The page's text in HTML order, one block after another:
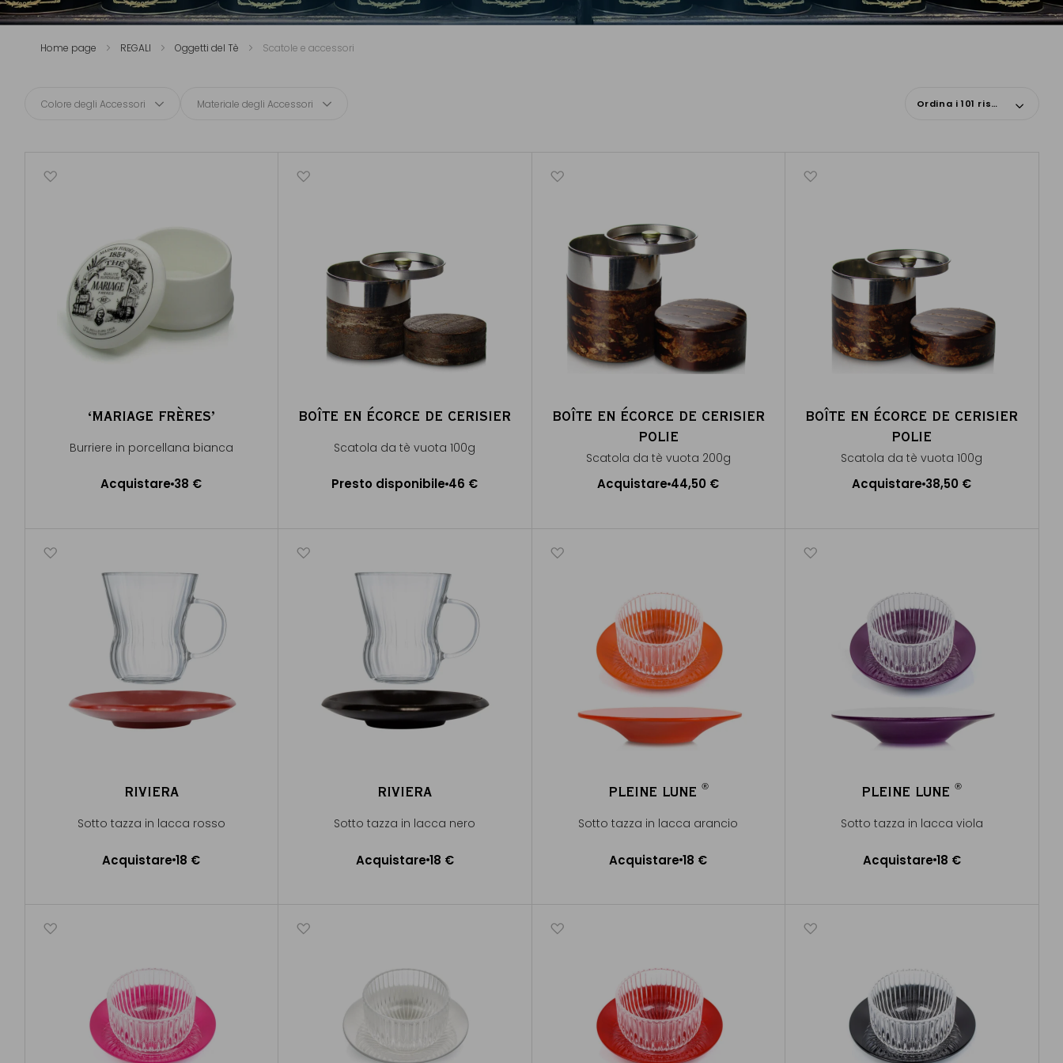
Home page REGALI Oggetti del Tè Scatole e accessori
Colore degli Accessori Materiale degli Accessori Ordina i 101 risultati
‘MARIAGE FRÈRES’
Burriere in porcellana bianca
Acquistare 38 €
BOÎTE EN ÉCORCE DE CERISIER
Scatola da tè vuota 100g
Presto disponibile 46 €
BOÎTE EN ÉCORCE DE CERISIER
POLIE
Scatola da tè vuota 200g
Acquistare 44,50 €
BOÎTE EN ÉCORCE DE CERISIER
POLIE
Scatola da tè vuota 100g
Acquistare 38,50 €
RIVIERA
Sotto tazza in lacca rosso
Acquistare18 €
RIVIERA
Sotto tazza in lacca nero
Acquistare 18 €
PLEINE LUNE ®
Sotto tazza in lacca arancio
®
Acquistare18 €
PLEINE LUNE®
Sotto tazza in lacca viola
®
Acquistare 18 €